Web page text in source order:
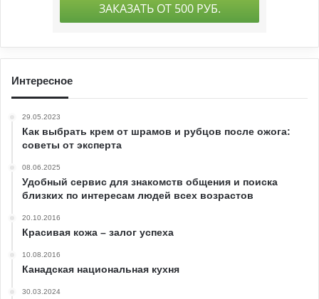
Интересное
29.05.2023
Как выбрать крем от шрамов и рубцов после ожога:
советы от эксперта
08.06.2025
Удобный сервис для знакомств общения и поиска
близких по интересам людей всех возрастов
20.10.2016
Красивая кожа – залог успеха
10.08.2016
Канадская национальная кухня
30.03.2024